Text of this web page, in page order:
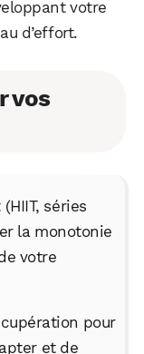
votre
d’effort.
vos
séries
la monotonie
votre
pour
et de